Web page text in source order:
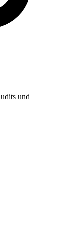
und